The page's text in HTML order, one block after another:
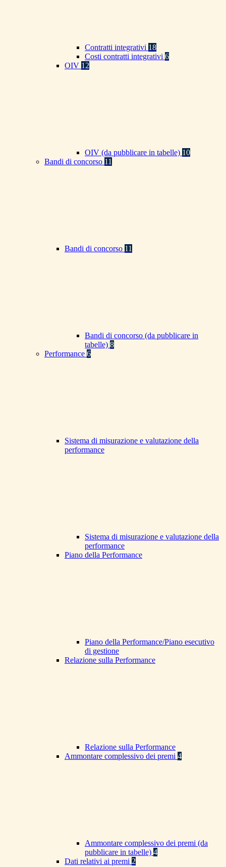
Contratti integrativi 18
Costi contratti integrativi 6
OIV 12
OIV (da pubblicare in tabelle) 10
Bandi di concorso 11
Bandi di concorso 11
Bandi di concorso (da pubblicare in
tabelle) 8
Performance 6
Sistema di misurazione e valutazione della
performance
Sistema di misurazione e valutazione della
performance
Piano della Performance
Piano della Performance/Piano esecutivo
di gestione
Relazione sulla Performance
Relazione sulla Performance
Ammontare complessivo dei premi 4
Ammontare complessivo dei premi (da
pubblicare in tabelle) 4
Dati relativi ai premi 2